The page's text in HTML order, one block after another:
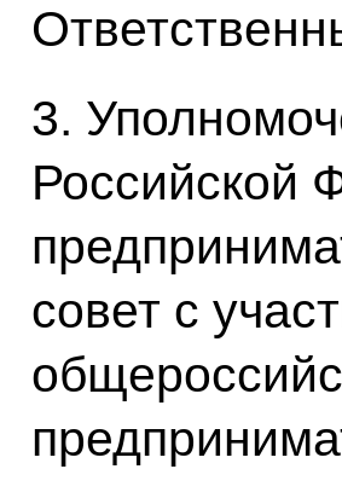
3.
Российской
совет с